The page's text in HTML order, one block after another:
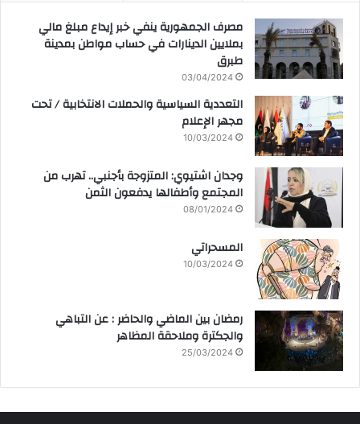
مصرف الجمهورية ينفي خبر إيداع مبلغ مالي
بملايين الدينارات في حساب مواطن بمدينة
طبرق
03/04/2024
التعددية السياسية والحملات الانتخابية / تحت
مجهر الإعلام
10/03/2024
وجدان اشتيوي: المتزوجة بأجنبي.. تهرب من
المجتمع وأطفالها يدفعون الثمن
08/01/2024
المسحراتي
10/03/2024
رمضان بين الماضي والحاضر : عن التباهي
والجكترة وملاحقة المظاهر
25/03/2024